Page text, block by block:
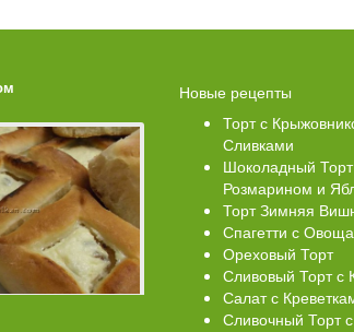
Торт со Свеклой
Новые рецепты
Торт с
Сливками
Шоколадный
Розмарином и
Торт Зимняя
Спагетти с
Ореховый Торт
Сливовый Торт с
Салат с
Сливочный Торт с